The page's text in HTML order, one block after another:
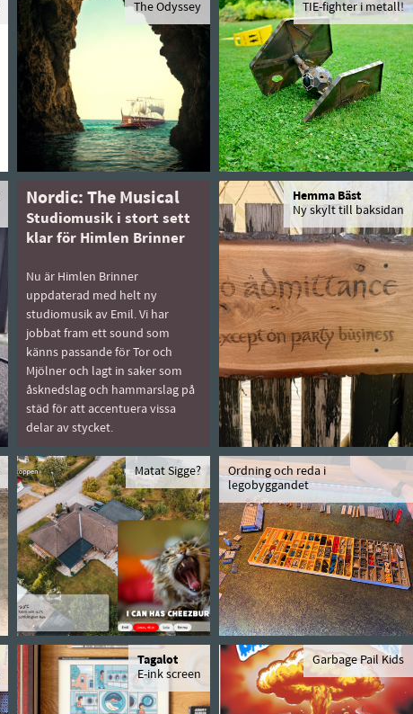
The Odyssey TIE-fighter i metall!
Nordic: The Musical
Studiomusik i stort sett
klar för Himlen Brinner
Nu är Himlen Brinner
uppdaterad med helt ny
studiomusik av Emil. Vi har
jobbat fram ett sound som
känns passande för Tor och
Mjölner och lagt in saker som
åsknedslag och hammarslag på
städ för att accentuera vissa
delar av stycket.
Hemma Bäst
Ny skylt till baksidan
Matat Sigge?
Ordning och reda i
legobyggandet
Tagalot
E-ink screen
Garbage Pail Kids